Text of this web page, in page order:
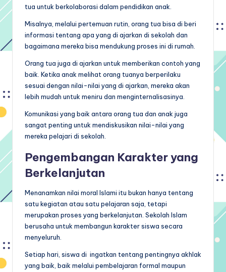
tua untuk berkolaborasi dalam pendidikan anak.
Misalnya, melalui pertemuan rutin, orang tua bisa di beri
informasi tentang apa yang di ajarkan di sekolah dan
bagaimana mereka bisa mendukung proses ini di rumah.
Orang tua juga di ajarkan untuk memberikan contoh yang
baik. Ketika anak melihat orang tuanya berperilaku
sesuai dengan nilai-nilai yang di ajarkan, mereka akan
lebih mudah untuk meniru dan menginternalisasinya.
Komunikasi yang baik antara orang tua dan anak juga
sangat penting untuk mendiskusikan nilai-nilai yang
mereka pelajari di sekolah.
Pengembangan Karakter yang
Berkelanjutan
Menanamkan nilai moral Islami itu bukan hanya tentang
satu kegiatan atau satu pelajaran saja, tetapi
merupakan proses yang berkelanjutan. Sekolah Islam
berusaha untuk membangun karakter siswa secara
menyeluruh.
Setiap hari, siswa di ingatkan tentang pentingnya akhlak
yang baik, baik melalui pembelajaran formal maupun